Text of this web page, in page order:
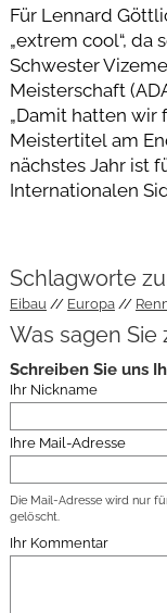
Für Lennard
„extrem cool“, da
Schwester
Meisterschaft
„Damit hatten wir
Meistertitel am
nächstes Jahr ist
Internationalen
Schlagworte
Eibau Europa
Was sagen Sie
Schreiben Sie uns
Ihr Nickname
Ihre Mail-Adresse
Die Mail-Adresse wird nur
gelöscht.
Ihr Kommentar